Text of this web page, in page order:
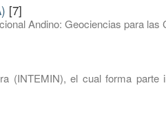
[7]
Andino: Geociencias para las
(INTEMIN), el cual forma parte